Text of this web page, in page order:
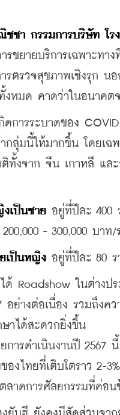
ชา กรรมการบริษัท โร
ขยายบริการเฉพาะทา
ตรวจสุขภาพเชิงรุก น
งหมด คาดว่าในอนาคต
ารระบาดของ
กลุ่มนี้ให้มากขึ้น โดยเ
ทั้งจาก จีน เกาหลี แล
เป็นชาย อยู่ที่ปีละ 400
- 300,000 บา
เป็นหญิง อยู่ที่ปีละ 80 ร
ในต่างปร
ย่างต่อเนื่อง รวมถึงคว
ษาได้สะดวกยิ่งขึ้น
องไทยที่เติบโตราว 2-
ลาดการศัลยกรรมที่ค่อ